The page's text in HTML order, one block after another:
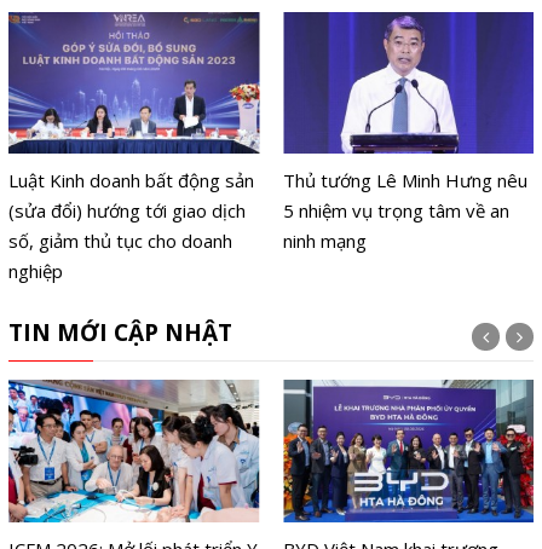
Luật Kinh doanh bất động sản
(sửa đổi) hướng tới giao dịch
số, giảm thủ tục cho doanh
nghiệp
Thủ tướng Lê Minh Hưng nêu
5 nhiệm vụ trọng tâm về an
ninh mạng
TIN MỚI CẬP NHẬT